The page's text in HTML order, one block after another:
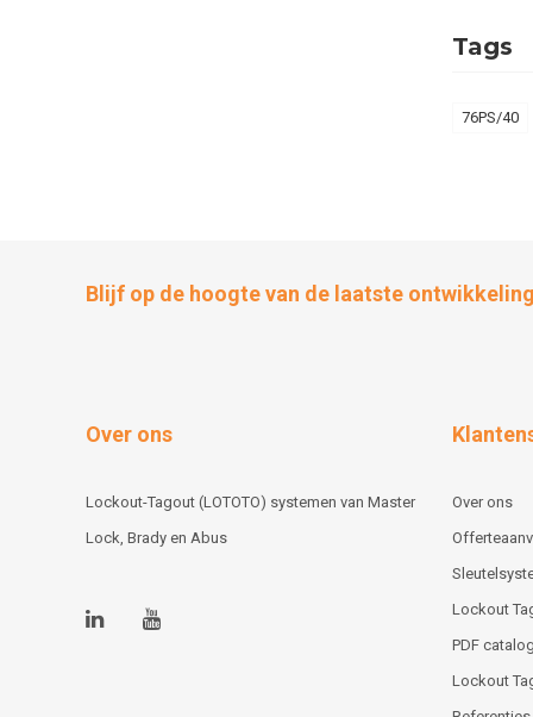
Tags
76PS/40
Blijf op de hoogte van de laatste
Over ons
Lockout-Tagout (LOTOTO) systemen van Master
Lock, Brady en Abus
Over ons
Lockout
PDF
Lockout